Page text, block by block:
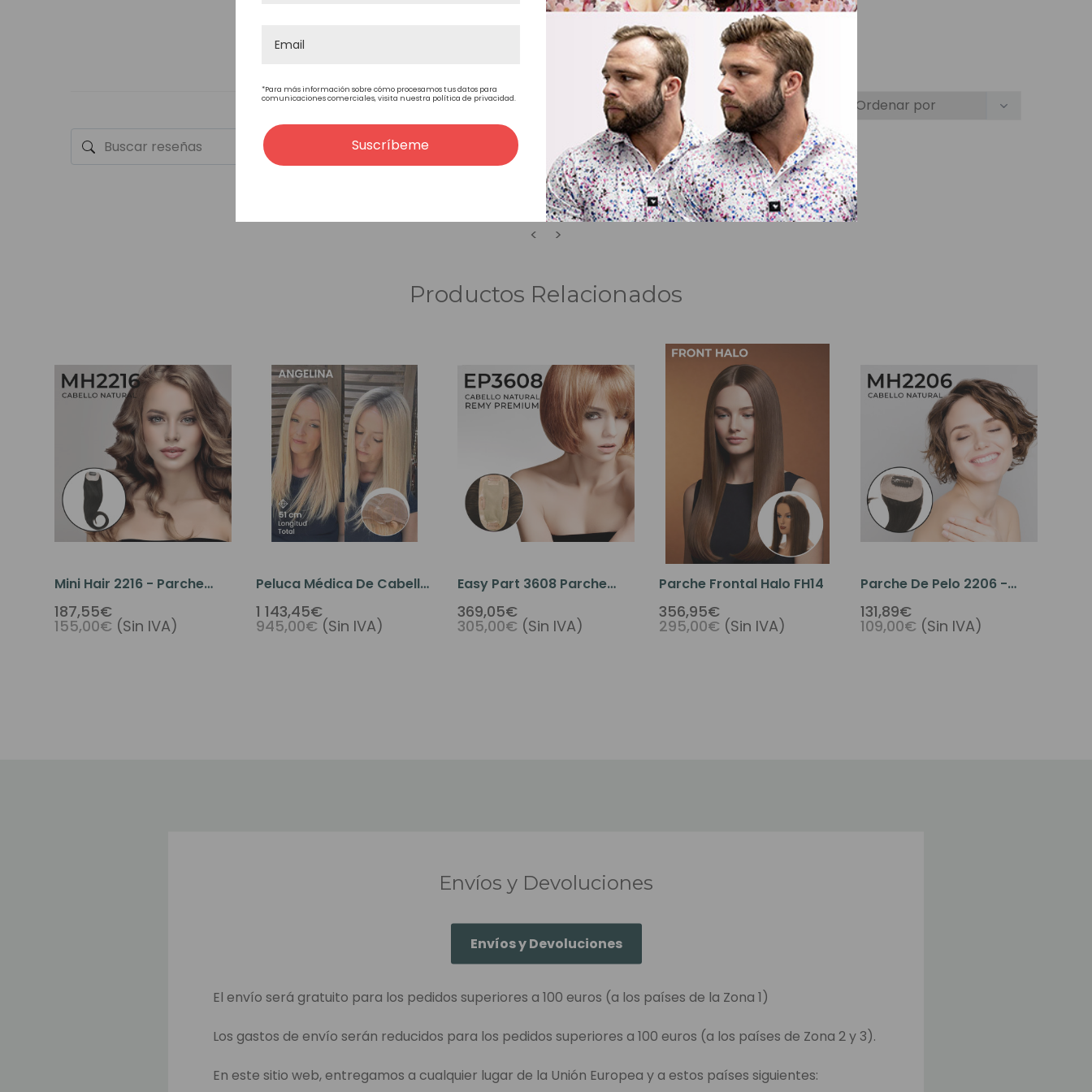
< >
Productos Relacionados
Mini Hair 2216 - Parche
Capilar Para La Calvicie
Con Clip Para Mujer
187,55€
155,00€ (Sin IVA)
Peluca Médica De Cabello
Humano Angelina
Premium Para Mujeres
1 143,45€
945,00€ (Sin IVA)
Easy Part 3608 Parche
Capilar Para La Pérdida
De Cabello Con Pelo
369,05€
305,00€ (Sin IVA)
Parche Frontal Halo FH14
356,95€
295,00€ (Sin IVA)
Parche De Pelo 2206 -
Postizo Adicional Para El
Cabello Calvo Con Clip
131,89€
109,00€ (Sin IVA)
Envíos y Devoluciones
Envíos y Devoluciones
El envío será gratuito para los pedidos superiores a 100 euros (a los países de la Zona 1)
Los gastos de envío serán reducidos para los pedidos superiores a 100 euros (a los países de Zona 2 y 3).
En este sitio web, entregamos a cualquier lugar de la Unión Europea y a estos países siguientes:
*Para más información sobre cómo procesamos tus datos para
comunicaciones comerciales, visita nuestra política de privacidad.
Suscríbeme